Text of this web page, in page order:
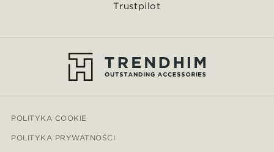
Trustpilot
POLITYKA COOKIE
POLITYKA PRYWATNOŚCI